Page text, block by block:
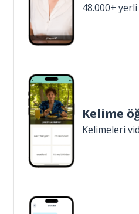
48.000+
Kelime
Kelimeleri